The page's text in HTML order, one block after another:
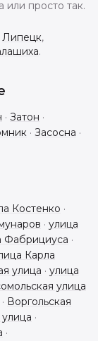
просто так.
Липецк,
.
· Затон ·
· Засосна ·
Костенко ·
· улица
Фабрициуса ·
Карла
улица · улица
улица
· Воргольская
·
·